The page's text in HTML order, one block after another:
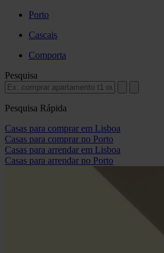
Porto
Cascais
Comporta
Pesquisa
Pesquisa Rápida
Casas para comprar em Lisboa
Casas para comprar no Porto
Casas para arrendar em Lisboa
Casas para arrendar no Porto